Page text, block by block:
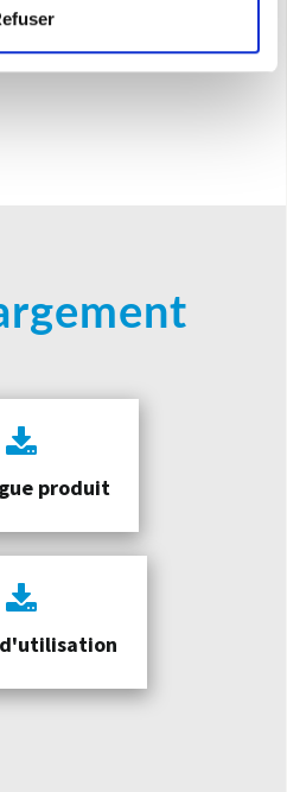
8 heures
produit